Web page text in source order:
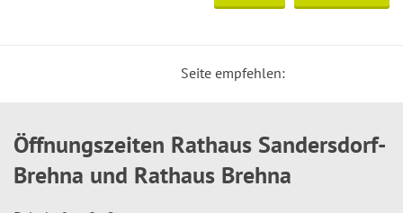
Seite empfehlen:
Öffnungszeiten Rathaus Sandersdorf-
Brehna und Rathaus Brehna